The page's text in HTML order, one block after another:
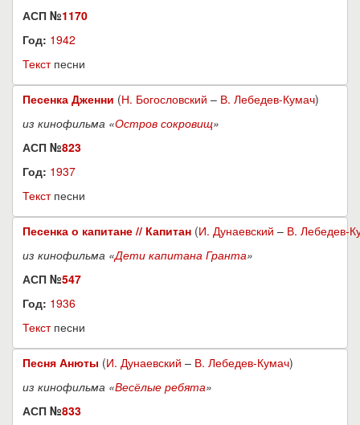
АСП №1170
Год: 1942
Текстпесни
Песенка Дженни (Н. Богословский – В. Лебедев-Кумач)
из кинофильма «Остров сокровищ»
АСП №823
Год: 1937
Текстпесни
Песенка о капитане // Капитан (И. Дунаевский – В. Лебедев-
из кинофильма «Дети капитана Гранта»
АСП №547
Год: 1936
Текстпесни
Песня Анюты (И. Дунаевский – В. Лебедев-Кумач)
из кинофильма «Весёлые ребята»
АСП №833